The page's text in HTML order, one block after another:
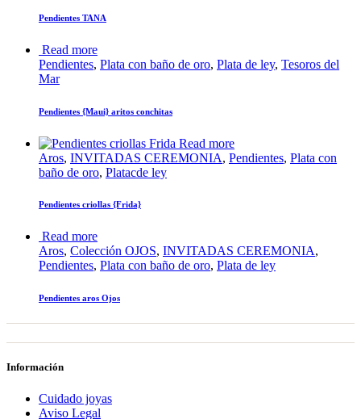
Pendientes TANA
Read more
Pendientes, Plata con baño de oro, Plata de ley, Tesoros del
Mar
Pendientes {Maui} aritos conchitas
Read more
Aros, INVITADAS CEREMONIA, Pendientes, Plata con
baño de oro, Platacde ley
Pendientes criollas {Frida}
Read more
Aros, Colección OJOS, INVITADAS CEREMONIA,
Pendientes, Plata con baño de oro, Plata de ley
Pendientes aros Ojos
Información
Cuidado joyas
Aviso Legal